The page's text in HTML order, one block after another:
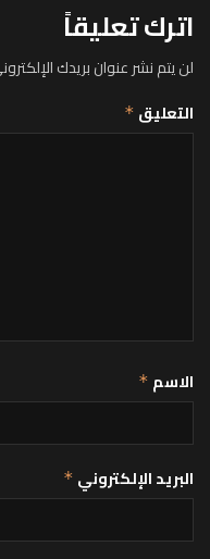
اترك تعليقاً
لن يتم نشر عنوان بريدك
التعليق *
الاسم *
البريد الإلكتروني *